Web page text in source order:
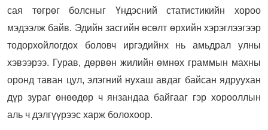
сая төгрөг болсныг Үндэсний статистикийн хороо
мэдээлж байв. Эдийн засгийн өсөлт өрхийн хэрэглээгээр
тодорхойлогдох боловч иргэдийнх нь амьдрал улны
хэвээрээ. Гурав, дөрвөн жилийн өмнөх граммын махны
оронд таван цул, элэгний нухаш авдаг байсан ядруухан
дүр зураг өнөөдөр ч янзандаа байгааг гэр хорооллын
аль ч дэлгүүрээс харж болохоор.